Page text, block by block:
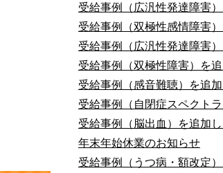
受給事例（広汎性発達障害
受給事例（双極性感情障害
受給事例（広汎性発達障害
受給事例（双極性障害）を
受給事例（感音難聴）を追
受給事例（自閉症スペクト
受給事例（脳出血）を追加
年末年始休業のお知らせ
受給事例（うつ病・額改定